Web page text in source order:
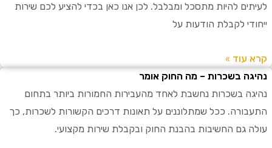
להיות מתסכל ומבלבל. לכן אנו כאן בכדי להציע לכם שירות
לקבלת הודעות על
»
בשכרות – מה החוק אומר
בשכרות נחשבת לאחד מהעבירות החמורות ביותר בתחום
ככל שמתלוננים על תאונות דרכים הקשורות לשכרות, כך
גם החשיבות בהבנת החוק ובקבלת שירות מקצועי.